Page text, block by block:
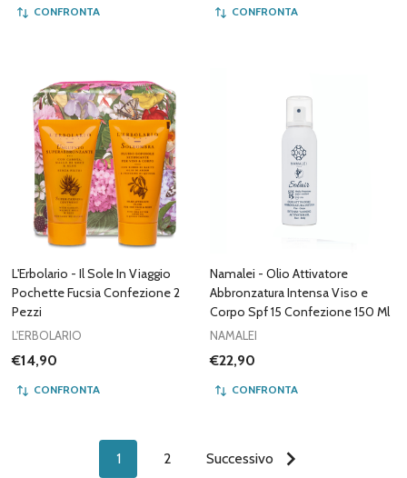
CONFRONTA CONFRONTA
L'Erbolario - Il Sole In Viaggio
Pochette Fucsia Confezione 2
Pezzi
L'ERBOLARIO
€14,90
CONFRONTA
Namalei - Olio Attivatore
Abbronzatura Intensa Viso e
Corpo Spf 15 Confezione 150 Ml
NAMALEI
€22,90
CONFRONTA
1 2 Successivo